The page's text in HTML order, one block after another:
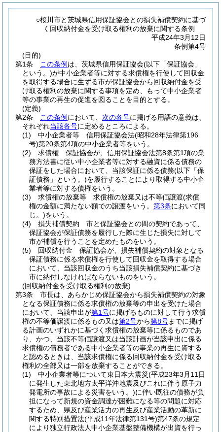
○桜川市と茨城県信用保証協会との損失補償契約に基づ
く回収納付金を受け取る権利の放棄に関する条例
平成24年3月12日
条例第4号
(目的)
第1条
この条例 は、茨城県信用保証協会(以下「保証協会」
という。)が中小企業者等に対する求償権を行使して回収金
を取得する場合に生ずる市が保証協会から回収納付金を受
け取る権利の放棄に関する事項を定め、もって中小企業者
等の事業の再生の促進を図ることを目的とする。
(定義)
第2条
この条例 において、 次の各号に掲げる用語の意義は、
それぞれ当該各号に定めるところによる。
(1)
中小企業者等 信用保証協会法(昭和28年法律第196
号)第20条第4項の中小企業者等をいう。
(2)
求償権 保証協会が、信用保証協会法第8条第1項の業
務方法書に従い中小企業者等に対する融資に係る債務の
保証をした場合において、当該保証に係る債務(以下「保
証債務」という。)を履行することにより取得する中小企
業者等に対する債権をいう。
(3)
求償権の放棄等 求償権の放棄又は不等価譲渡(求償
権の金額に満たない額での譲渡をいう。 第3条において同
じ。)をいう。
(4)
損失補償契約 市と保証協会との間の契約であって、
保証協会が保証債務を履行した際に生じた損失に対して
市が補償を行うことを定めたものをいう。
(5)
回収納付金 保証協会が、損失補償契約の対象となる
保証債務に係る求償権を行使して回収金を取得する場合
において、当該回収金のうち当該損失補償契約に基づき
市に納付しなければならないものをいう。
(回収納付金を受け取る権利の放棄)
第3条
市長は、あらかじめ保証協会から損失補償契約の対象
となる保証債務に係る求償権の放棄等の申出を受けた場合
において、当該申出が第1号に掲げるものに対して行う求償
権の不等価譲渡に係るもの又は第2号から第8号までに掲げ
る計画のいずれかに基づく求償権の放棄等に係るものであ
り、かつ、当該不等価譲渡又は当該計画が当該申出に係る
求償権の債務者である中小企業者等の事業の再生に資する
と認めるときは、当該求償権に係る回収納付金を受け取る
権利の全部又は一部を放棄することができる。
(1)
中小企業者等について東日本大震災(平成23年3月11日
に発生した東北地方太平洋沖地震及びこれに伴う原子力
発電所の事故による災害をいう。)に伴い既往の債務が負
担になって新規の資金調達が困難になる等の問題に対応
するため、県及び産業活力の再生及び産業活動の革新に
関する特別措置法(平成11年法律第131号)第47条の規定
により独立行政法人中小企業基盤整備機構が出資を行っ